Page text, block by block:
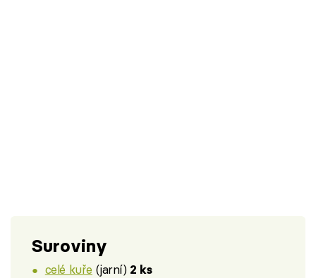
Suroviny
celé kuře (jarní) 2 ks